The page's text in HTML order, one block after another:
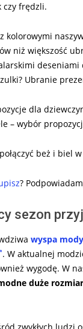
czy frędzli.
z kolorowymi
niż większość
Ubranie
dla
– wybór
beż i biel
?
sezon
wyspa mody
. W aktualnej
wygodę. W
duże